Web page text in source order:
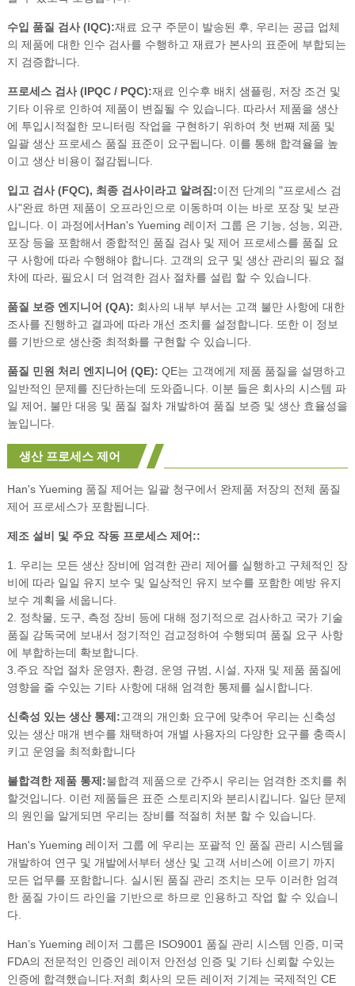
수입 품질 검사 (IQC):재료 요구 주문이 발송된 후, 우리는 공급 업체
의 제품에 대한 인수 검사를 수행하고 재료가 본사의 표준에 부합되는
지 검증합니다.
프로세스 검사 (IPQC / PQC):재료 인수후 배치 샘플링, 저장 조건 및
기타 이유로 인하여 제품이 변질될 수 있습니다. 따라서 제품을 생산
에 투입시적절한 모니터링 작업을 구현하기 위하여 첫 번째 제품 및
일괄 생산 프로세스 품질 표준이 요구됩니다. 이를 통해 합격율을 높
이고 생산 비용이 절감됩니다.
입고 검사 (FQC), 최종 검사이라고 알려짐:이전 단계의 "프로세스 검
사"완료 하면 제품이 오프라인으로 이동하며 이는 바로 포장 및 보관
입니다. 이 과정에서Han's Yueming 레이저 그룹 은 기능, 성능, 외관,
포장 등을 포함해서 종합적인 품질 검사 및 제어 프로세스를 품질 요
구 사항에 따라 수행해야 합니다. 고객의 요구 및 생산 관리의 필요 절
차에 따라, 필요시 더 엄격한 검사 절차를 설립 할 수 있습니다.
품질 보증 엔지니어 (QA): 회사의 내부 부서는 고객 불만 사항에 대한
조사를 진행하고 결과에 따라 개선 조치를 설정합니다. 또한 이 정보
를 기반으로 생산중 최적화를 구현할 수 있습니다.
품질 민원 처리 엔지니어 (QE): QE는 고객에게 제품 품질을 설명하고
일반적인 문제를 진단하는데 도와줍니다. 이분 들은 회사의 시스템 파
일 제어, 불만 대응 및 품질 절차 개발하여 품질 보증 및 생산 효율성을
높입니다.
생산 프로세스 제어
Han's Yueming 품질 제어는 일괄 청구에서 완제품 저장의 전체 품질
제어 프로세스가 포함됩니다.
제조 설비 및 주요 작동 프로세스 제어::
1. 우리는 모든 생산 장비에 엄격한 관리 제어를 실행하고 구체적인 장
비에 따라 일일 유지 보수 및 일상적인 유지 보수를 포함한 예방 유지
보수 계획을 세웁니다.
2. 정착물, 도구, 측정 장비 등에 대해 정기적으로 검사하고 국가 기술
품질 감독국에 보내서 정기적인 검교정하여 수행되며 품질 요구 사항
에 부합하는데 확보합니다.
3.주요 작업 절차 운영자, 환경, 운영 규범, 시설, 자재 및 제품 품질에
영향을 줄 수있는 기타 사항에 대해 엄격한 통제를 실시합니다.
신축성 있는 생산 통제:고객의 개인화 요구에 맞추어 우리는 신축성
있는 생산 매개 변수를 채택하여 개별 사용자의 다양한 요구를 충족시
키고 운영을 최적화합니다
불합격한 제품 통제:불합격 제품으로 간주시 우리는 엄격한 조치를 취
할것입니다. 이런 제품들은 표준 스토리지와 분리시킵니다. 일단 문제
의 원인을 알게되면 우리는 장비를 적절히 처분 할 수 있습니다.
Han's Yueming 레이저 그룹 에 우리는 포괄적 인 품질 관리 시스템을
개발하여 연구 및 개발에서부터 생산 및 고객 서비스에 이르기 까지
모든 업무를 포함합니다. 실시된 품질 관리 조치는 모두 이러한 엄격
한 품질 가이드 라인을 기반으로 하므로 인용하고 작업 할 수 있습니
다.
Han’s Yueming 레이저 그룹은 ISO9001 품질 관리 시스템 인증, 미국
FDA의 전문적인 인증인 레이저 안전성 인증 및 기타 신뢰할 수있는
인증에 합격했습니다.저희 회사의 모든 레이저 기계는 국제적인 CE